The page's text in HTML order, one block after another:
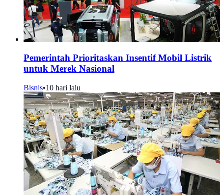
Pemerintah Prioritaskan Insentif Mobil Listrik
untuk Merek Nasional
Bisnis•10 hari lalu